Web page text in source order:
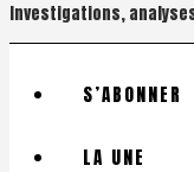
Investigations,
S’ABONNER
LA UNE